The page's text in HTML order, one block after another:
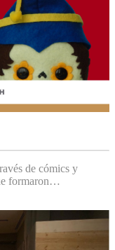
de cómics y
formaron…